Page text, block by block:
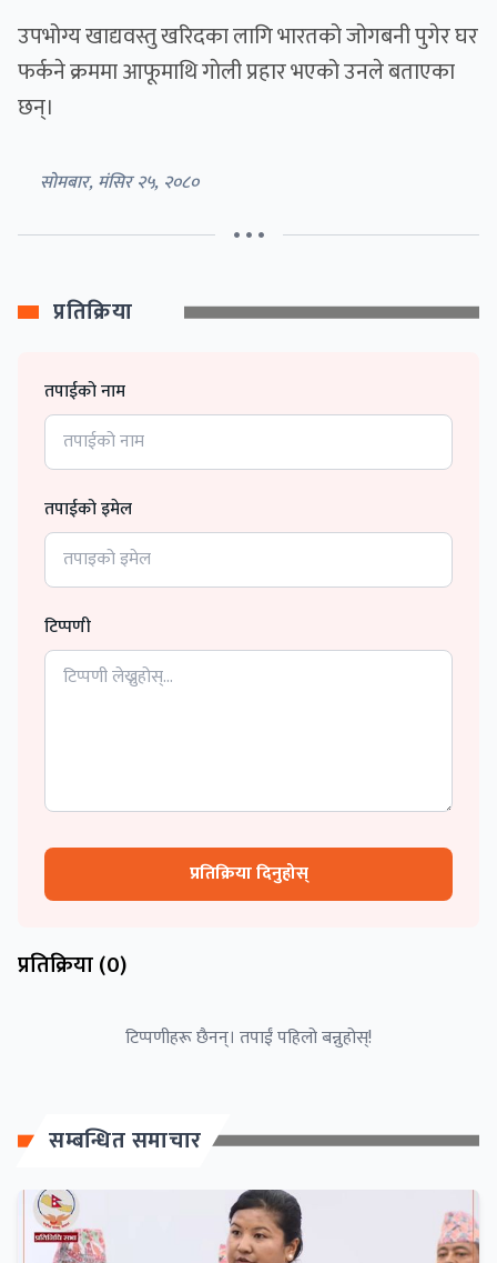
उपभोग्य खाद्यवस्तु खरिदका लागि भारतको जोगबनी पुगेर घर
फर्कने क्रममा आफूमाथि गाेली प्रहार भएको उनले बताएका
छन्।
सोमबार, मंसिर २५, २०८०
• • •
प्रतिक्रिया
तपाईको नाम
तपाईको इमेल
टिप्पणी
प्रतिक्रिया दिनुहोस्
प्रतिक्रिया (0)
टिप्पणीहरू छैनन्। तपाईं पहिलो बन्नुहोस्!
सम्बन्धित समाचार